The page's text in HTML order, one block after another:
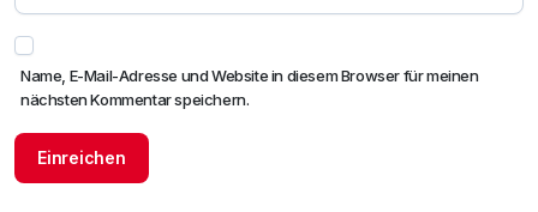
Name, E-Mail-Adresse und Website in diesem Browser für meinen
nächsten Kommentar speichern.